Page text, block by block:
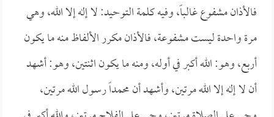
فالأذان مشفوع غالباً، وفيه كلمة التوحيد: لا إله إلا الله، وهي
مرة واحدة ليست مشفوعة، فالأذان مكرر الألفاظ منه ما يكون
أربع، وهو: الله أكبر في أوله، ومنه ما يكون اثنتين، وهو: أشهد
أن لا إله إلا الله مرتين، وأشهد أن محمداً رسول الله مرتين،